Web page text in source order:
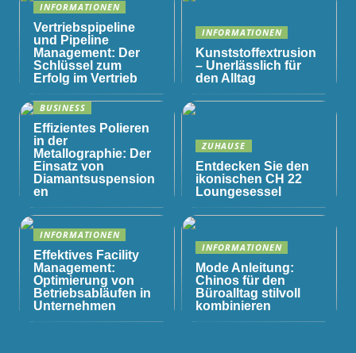
INFORMATIONEN
Vertriebspipeline
und Pipeline
Management: Der
Schlüssel zum
Erfolg im Vertrieb
INFORMATIONEN
Kunststoffextrusion
– Unerlässlich für
den Alltag
BUSINESS
Effizientes Polieren
in der
Metallographie: Der
Einsatz von
Diamantsuspension
en
ZUHAUSE
Entdecken Sie den
ikonischen CH 22
Loungesessel
INFORMATIONEN
Effektives Facility
Management:
Optimierung von
Betriebsabläufen in
Unternehmen
INFORMATIONEN
Mode Anleitung:
Chinos für den
Büroalltag stilvoll
kombinieren